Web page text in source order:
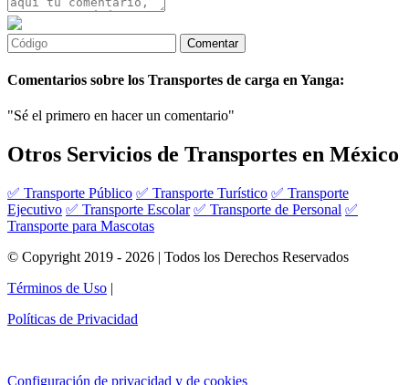
Comentarios sobre los Transportes de carga en Yanga:
"Sé el primero en hacer un comentario"
Otros Servicios de Transportes en México
✅ Transporte Público ✅ Transporte Turístico ✅ Transporte
Ejecutivo ✅ Transporte Escolar ✅ Transporte de Personal ✅
Transporte para Mascotas
© Copyright 2019 - 2026 | Todos los Derechos Reservados
Términos de Uso |
Políticas de Privacidad
Configuración de privacidad y de cookies